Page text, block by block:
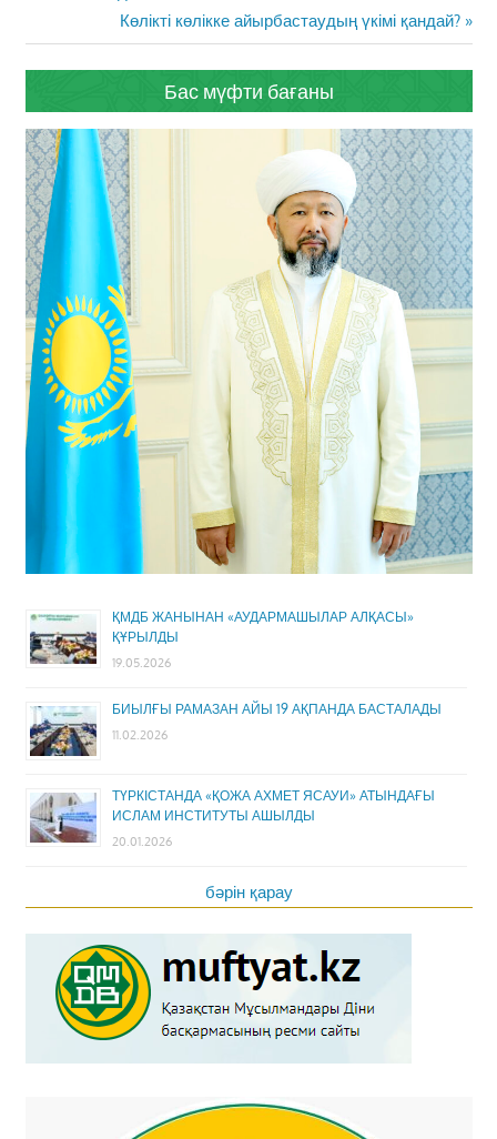
Next
Post:
Көлікті көлікке айырбастаудың үкімі қандай?
Бас мүфти бағаны
ҚМДБ ЖАНЫНАН «АУДАРМАШЫЛАР АЛҚАСЫ»
ҚҰРЫЛДЫ
19.05.2026
БИЫЛҒЫ РАМАЗАН АЙЫ 19 АҚПАНДА БАСТАЛАДЫ
11.02.2026
ТҮРКІСТАНДА «ҚОЖА АХМЕТ ЯСАУИ» АТЫНДАҒЫ
ИСЛАМ ИНСТИТУТЫ АШЫЛДЫ
20.01.2026
бәрін қарау